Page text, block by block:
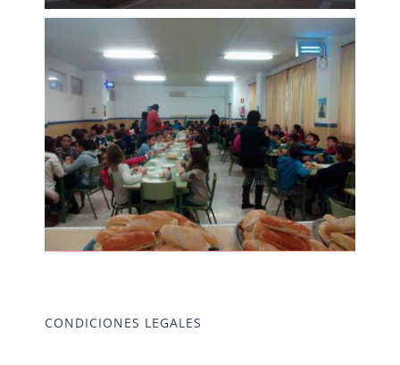
CONDICIONES LEGALES